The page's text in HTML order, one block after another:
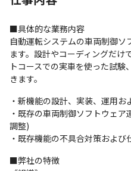
■具体的な業務内容
自動運転システムの車両制御ソ
ます。設計やコーディングだけ
トコースでの実車を使った試
きます。
・新機能の設計、実装、運用
・既存の車両制御ソフトウェ
調整)
・既存機能の不具合対策および
■弊社の特徴